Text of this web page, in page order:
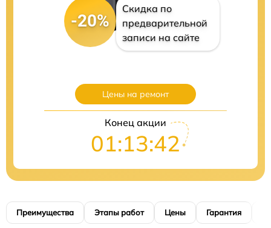
-20%
Скидка по
предварительной
записи на сайте
Цены на ремонт
Конец акции
01:13:41
Преимущества Этапы работ Цены Гарантия